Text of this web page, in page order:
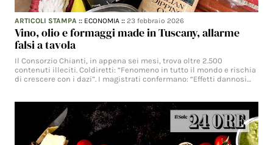
ARTICOLI STAMPA :: ECONOMIA ::23 febbraio 2026
Vino, olio e formaggi made in Tuscany, allarme
falsi a tavola
Il Consorzio Chianti, in appena sei mesi, trova oltre 2.500
contenuti illeciti. Coldiretti: “Fenomeno in tutto il mondo e rischia
di crescere con i dazi”. I magistrati confermano: “Effetti dannosi…